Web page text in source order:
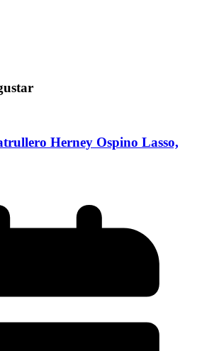
Herney Ospino Lasso,